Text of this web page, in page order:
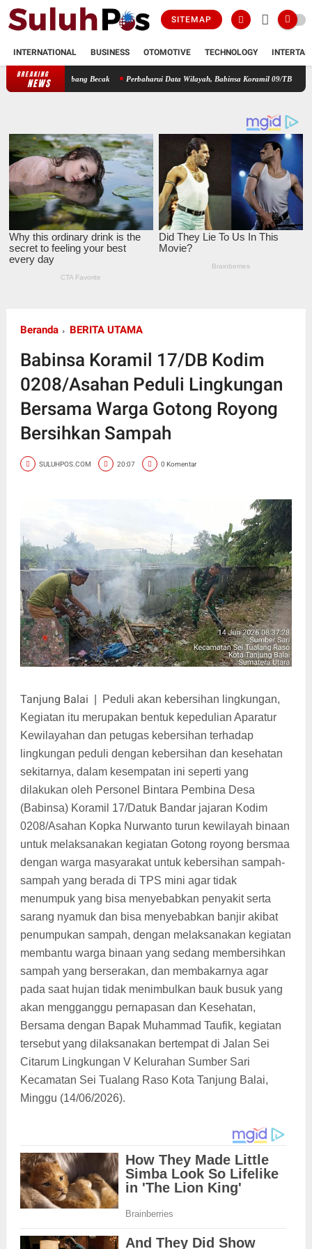
SITEMAP
INTERNATIONAL BUSINESS OTOMOTIVE TECHNOLOGY
BREAKING
NEWS
Abang Becak Perbaharui Data Wilayah, Babinsa Koramil 09/TB Kodim 0208/
Beranda BERITA UTAMA
Babinsa Koramil 17/DB Kodim
0208/Asahan Peduli Lingkungan
Bersama Warga Gotong Royong
Bersihkan Sampah
SULUHPOS.COM 20:07 0 Komentar
Tanjung Balai
Peduli akan kebersihan lingkungan,
Kegiatan itu merupakan bentuk kepedulian Aparatur
Kewilayahan dan petugas kebersihan terhadap
lingkungan peduli dengan kebersihan dan kesehatan
sekitarnya, dalam kesempatan ini seperti yang
dilakukan oleh Personel Bintara Pembina Desa
(Babinsa) Koramil 17/Datuk Bandar jajaran Kodim
0208/Asahan Kopka Nurwanto turun kewilayah binaan
untuk melaksanakan kegiatan Gotong royong bersmaa
dengan warga masyarakat untuk kebersihan sampah-
sampah yang berada di TPS mini agar tidak
menumpuk yang bisa menyebabkan penyakit serta
sarang nyamuk dan bisa menyebabkan banjir akibat
penumpukan sampah, dengan melaksanakan kegiatan
membantu warga binaan yang sedang membersihkan
sampah yang berserakan, dan membakarnya agar
pada saat hujan tidak menimbulkan bauk busuk yang
akan mengganggu pernapasan dan Kesehatan,
Bersama dengan Bapak Muhammad Taufik, kegiatan
tersebut yang dilaksanakan bertempat di Jalan Sei
Citarum Lingkungan V Kelurahan Sumber Sari
Kecamatan Sei Tualang Raso Kota Tanjung Balai,
Minggu (14/06/2026).